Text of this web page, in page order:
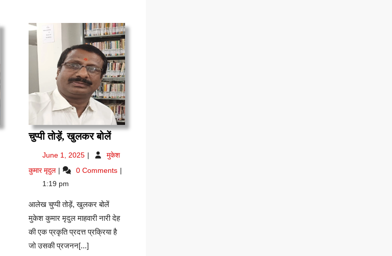
चुप्पी तोड़ें, खुलकर बोलेंचुप्पी
खुलकर
बोलें
June 1, 2025 June
2025
मुकेश
कुमार मृदुल चुप्पी
खुलकर
बोलें
0 Comments
1:19 pm
आलेख चुप्पी तोड़ें, खुलकर बोलें
मुकेश कुमार मृदुल माहवारी नारी देह
की एक प्रकृति प्रदत्त प्रक्रिया है
जो उसकी प्रजनन[...]